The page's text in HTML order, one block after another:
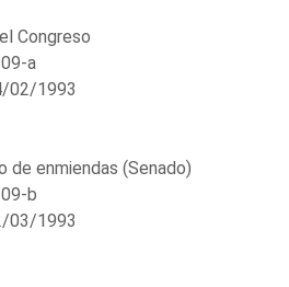
Congreso
a
02/1993
de enmiendas (Senado)
b
03/1993